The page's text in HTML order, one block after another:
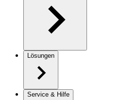
Lösungen
Service & Hilfe